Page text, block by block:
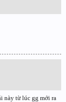
này từ lúc gg mới ra